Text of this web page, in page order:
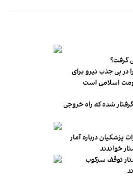
گرفت؟
در پی جذب نیرو برای
اسلامی است
شده که راه خروجی
پزشکیان درباره آمار
خواندند
توقف سرکوب